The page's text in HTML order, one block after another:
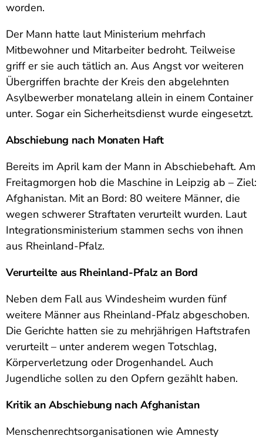
worden.
Der Mann hatte laut Ministerium mehrfach
Mitbewohner und Mitarbeiter bedroht. Teilweise
griff er sie auch tätlich an. Aus Angst vor weiteren
Übergriffen brachte der Kreis den abgelehnten
Asylbewerber monatelang allein in einem Container
unter. Sogar ein Sicherheitsdienst wurde eingesetzt.
Abschiebung nach Monaten Haft
Bereits im April kam der Mann in Abschiebehaft. Am
Freitagmorgen hob die Maschine in Leipzig ab – Ziel:
Afghanistan. Mit an Bord: 80 weitere Männer, die
wegen schwerer Straftaten verurteilt wurden. Laut
Integrationsministerium stammen sechs von ihnen
aus Rheinland-Pfalz.
Verurteilte aus Rheinland-Pfalz an Bord
Neben dem Fall aus Windesheim wurden fünf
weitere Männer aus Rheinland-Pfalz abgeschoben.
Die Gerichte hatten sie zu mehrjährigen Haftstrafen
verurteilt – unter anderem wegen Totschlag,
Körperverletzung oder Drogenhandel. Auch
Jugendliche sollen zu den Opfern gezählt haben.
Kritik an Abschiebung nach Afghanistan
Menschenrechtsorganisationen wie Amnesty